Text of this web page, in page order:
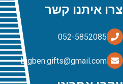
צרו איתנו קשר
bigben.gifts@gmail.com